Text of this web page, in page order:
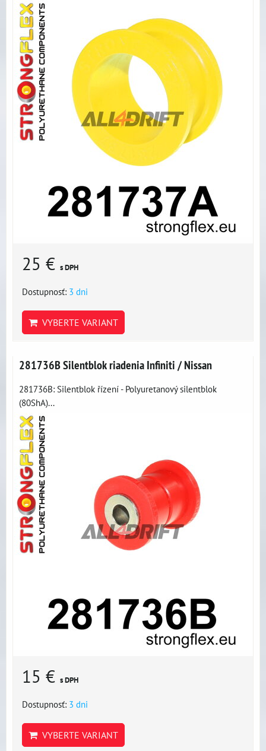
25 € s DPH
Dostupnosť: 3 dni
VYBERTE VARIANT
281736B Silentblok riadenia Infiniti / Nissan
281736B: Silentblok řízení - Polyuretanový silentblok
(80ShA)...
15 € s DPH
Dostupnosť: 3 dni
VYBERTE VARIANT